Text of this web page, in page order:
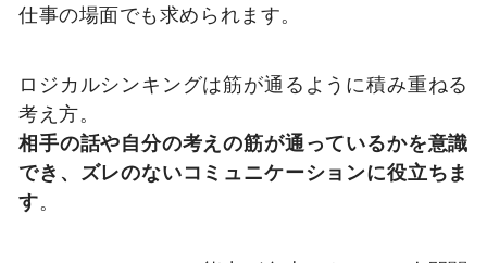
仕事の場面でも求められます。
ロジカルシンキングは筋が通るように積み重ねる
考え方。
相手の話や自分の考えの筋が通っているかを意識
でき、ズレのないコミュニケーションに役立ちま
す。